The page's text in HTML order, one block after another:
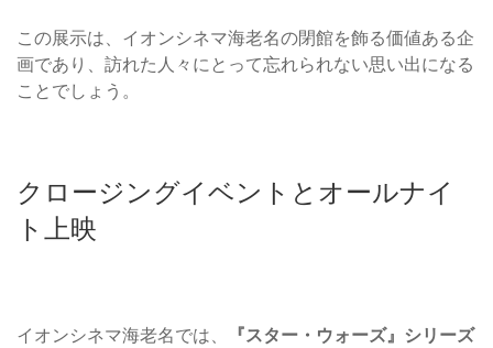
この展示は、イオンシネマ海老名の閉館を飾る価値ある企
画であり、訪れた人々にとって忘れられない思い出になる
ことでしょう。
クロージングイベントとオールナイ
ト上映
イオンシネマ海老名では、
『スター・ウォーズ』シリーズ